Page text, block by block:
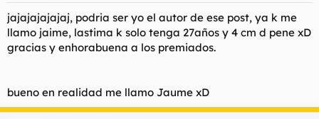
jajajajajajaj, podria ser yo el autor de ese post, ya k me
llamo jaime, lastima k solo tenga 27años y 4 cm d pene xD
gracias y enhorabuena a los premiados.
bueno en realidad me llamo Jaume xD